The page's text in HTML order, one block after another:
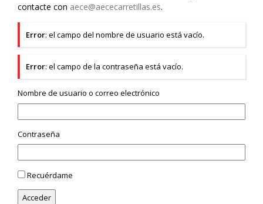
contacte con aece@aececarretillas.es.
Error: el campo del nombre de usuario está vacío.
Error: el campo de la contraseña está vacío.
Nombre de usuario o correo electrónico
Contraseña
Recuérdame